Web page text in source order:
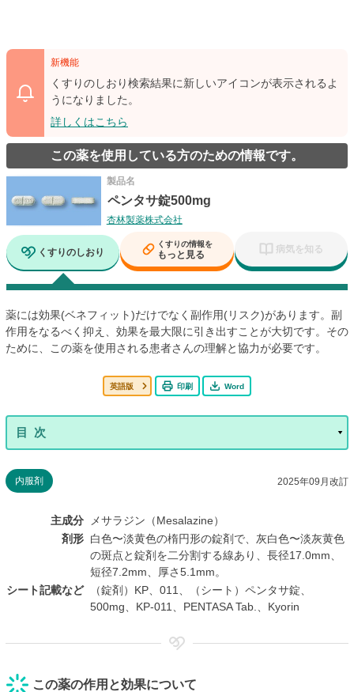
新機能
くすりのしおり検索結果に新しいアイコンが表示されるよ
うになりました。
詳しくはこちら
この薬を使用している方のための情報です。
製品名
ペンタサ錠500mg
杏林製薬株式会社
くすりのしおり
くすりの情報を
もっと見る 病気を知る
薬には効果(ベネフィット)だけでなく副作用(リスク)があります。副
作用をなるべく抑え、効果を最大限に引き出すことが大切です。その
ために、この薬を使用される患者さんの理解と協力が必要です。
英語版 印刷 Word
内服剤 2025年09月改訂
主成分
メサラジン（Mesalazine）
剤形 白色〜淡黄色の楕円形の錠剤で、灰白色〜淡灰黄色
の斑点と錠剤を二分割する線あり、長径17.0mm、
短径7.2mm、厚さ5.1mm。
シート記載など
（錠剤）KP、011、（シート）ペンタサ錠、
500mg、KP-011、PENTASA Tab.、Kyorin
この薬の作用と効果について